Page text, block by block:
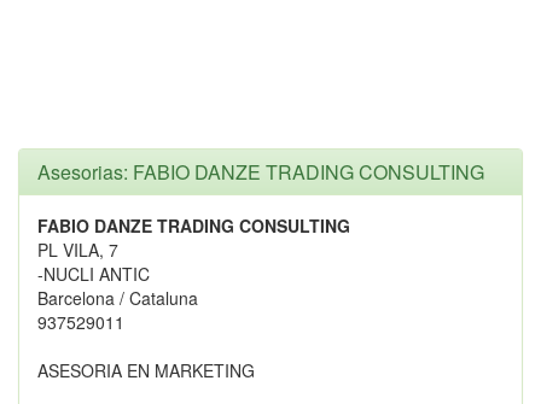
Asesorias: FABIO DANZE TRADING CONSULTING
FABIO DANZE TRADING CONSULTING
PL VILA, 7
-NUCLI ANTIC
Barcelona / Cataluna
937529011
ASESORIA EN MARKETING